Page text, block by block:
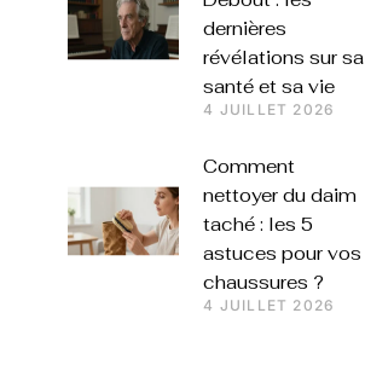
dernières
révélations sur sa
santé et sa vie
4 JUILLET 2026
Comment
nettoyer du daim
taché : les 5
astuces pour vos
chaussures ?
4 JUILLET 2026